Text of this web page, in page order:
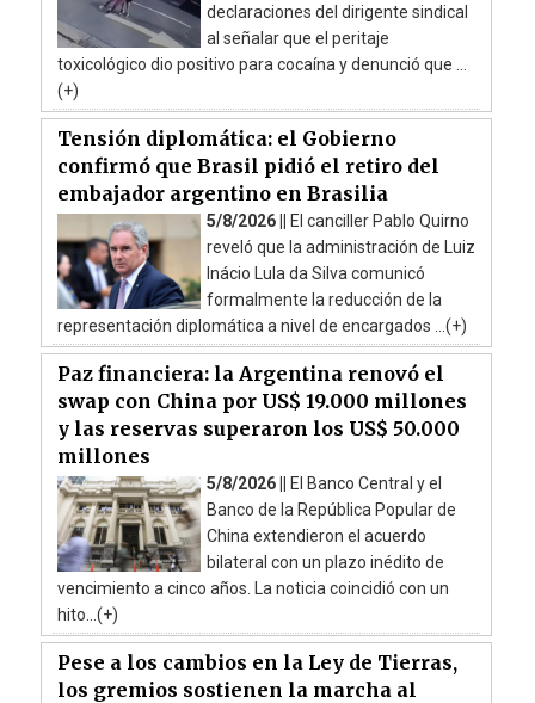
declaraciones del dirigente sindical
al señalar que el peritaje
toxicológico dio positivo para cocaína y denunció que ...
(+)
Tensión diplomática: el Gobierno
confirmó que Brasil pidió el retiro del
embajador argentino en Brasilia
5/8/2026 ||
El canciller Pablo Quirno
reveló que la administración de Luiz
Inácio Lula da Silva comunicó
formalmente la reducción de la
representación diplomática a nivel de encargados ...(+)
Paz financiera: la Argentina renovó el
swap con China por US$ 19.000 millones
y las reservas superaron los US$ 50.000
millones
5/8/2026 ||
El Banco Central y el
Banco de la República Popular de
China extendieron el acuerdo
bilateral con un plazo inédito de
vencimiento a cinco años. La noticia coincidió con un
hito...(+)
Pese a los cambios en la Ley de Tierras,
los gremios sostienen la marcha al